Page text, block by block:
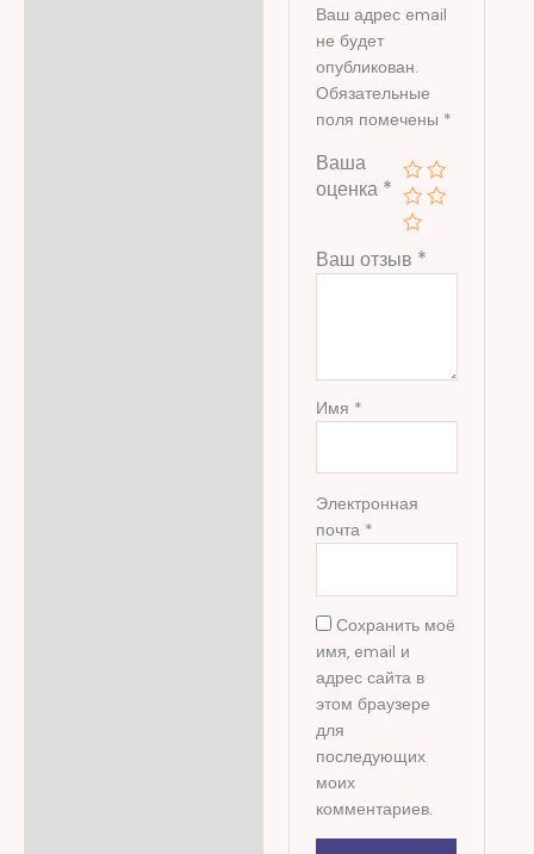
Ваш адрес email
не будет
опубликован.
Обязательные
поля помечены *
Ваша
оценка *
Ваш отзыв *
Имя *
Электронная
почта *
Сохранить моё
имя, email и
адрес сайта в
этом браузере
для
последующих
моих
комментариев.